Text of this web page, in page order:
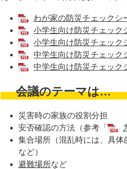
わが家の防災チェックシ
小学生向け防災チェック
小学生向け防災チェック
中学生向け防災チェック
中学生向け防災チェック
会議のテーマは…
災害時の家族の役割分担
安否確認の方法（参考「
集合場所（混乱時には、具体
など）
避難場所など